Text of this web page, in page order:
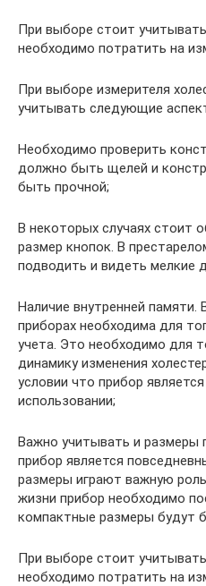
При выборе стоит
необходимо потратить на
При выборе измерителя
учитывать следующие
Необходимо проверить
должно быть щелей и
быть прочной;
В некоторых случаях стоит
размер кнопок. В
подводить и видеть мелкие
Наличие внутренней памяти.
приборах необходима для
учета. Это необходимо для
динамику изменения
условии что прибор
использовании;
Важно учитывать и размеры
прибор является
размеры играют важную
жизни прибор необходимо
компактные размеры будут
При выборе стоит
необходимо потратить на